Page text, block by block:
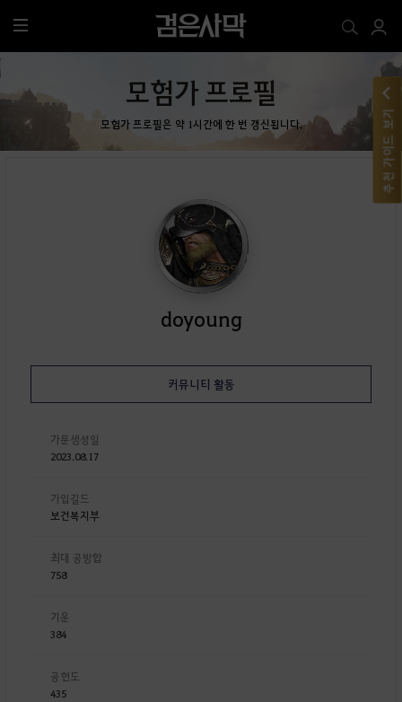
전
체
뉴
모험가 프로필
모험가 프로필은 약 1시간에 한 번 갱신됩니다.
doyoung
커뮤니티 활동
가문생성일
2023.08.17
가입길드
보건복지부
최대 공방합
758
기운
384
공헌도
435
추천 가이드 보기